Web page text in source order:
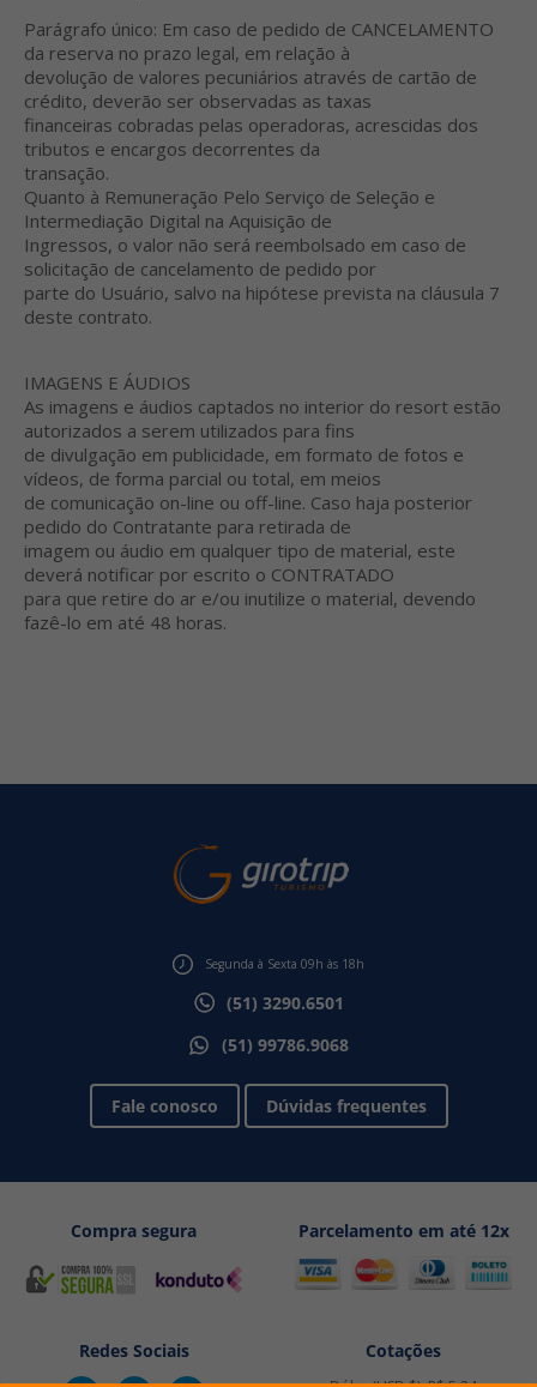
Parágrafo único: Em caso de pedido de CANCELAMENTO
da reserva no prazo legal, em relação à
devolução de valores pecuniários através de cartão de
crédito, deverão ser observadas as taxas
financeiras cobradas pelas operadoras, acrescidas dos
tributos e encargos decorrentes da
transação.
Quanto à Remuneração Pelo Serviço de Seleção e
Intermediação Digital na Aquisição de
Ingressos, o valor não será reembolsado em caso de
solicitação de cancelamento de pedido por
parte do Usuário, salvo na hipótese prevista na cláusula 7
deste contrato.
IMAGENS E ÁUDIOS
As imagens e áudios captados no interior do resort estão
autorizados a serem utilizados para fins
de divulgação em publicidade, em formato de fotos e
vídeos, de forma parcial ou total, em meios
de comunicação on-line ou off-line. Caso haja posterior
pedido do Contratante para retirada de
imagem ou áudio em qualquer tipo de material, este
deverá notificar por escrito o CONTRATADO
para que retire do ar e/ou inutilize o material, devendo
fazê-lo em até 48 horas.
Segunda à Sexta 09h às 18h
(51) 3290.6501
(51) 99786.9068
Fale conosco Dúvidas frequentes
Compra segura Parcelamento em até 12x
Redes Sociais Cotações